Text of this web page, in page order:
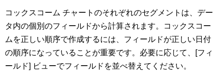
コックスコーム チャートのそれぞれのセグメントは、デー
タ内の個別のフィールドから計算されます。コックスコー
ムを正しい順序で作成するには、フィールドが正しい日付
の順序になっていることが重要です。必要に応じて、[フィ
ールド] ビューでフィールドを並べ替えてください。